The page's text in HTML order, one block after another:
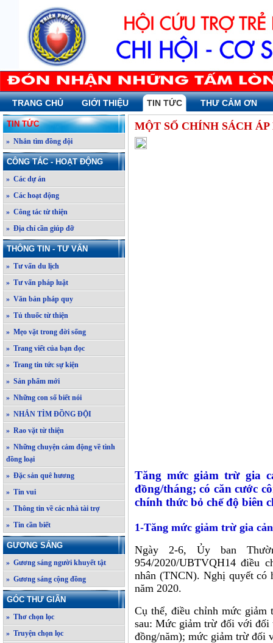
TRANG CHỦ GIỚI THIỆU TIN TỨC THƯ CẢM ƠN
TIN TỨC
» Nhắn tìm đồng đội
CÔNG TÁC - HOẠT ĐỘNG
» Các dự án
» Các hoạt động
» Công tác từ thiện
» Địa chỉ cần giúp đỡ
THÔNG TIN - TƯ VẤN
» Tư vấn du lịch
» Tư vấn pháp luật
» Văn bản pháp quy
» Tủ thuốc từ thiện
» Mẹo vặt trong đời sống
» Trang viết của bạn đọc
» Trang tin tức sự kiện
» Sản phẩm mới
» Những con số biết nói
» NHẮN TÌM ĐỒNG ĐỘI
» Rao vặt từ thiện
» Những chuyện cảm động về tình
đồng loại
» Đặc sản quê hương
» Tin vui
» Thông tin về các nhà tài trợ
» Tin cần biết
GƯƠNG SÁNG
» Gương sáng người khuyết tật
» Gương sáng cộng đồng
GÓC THƯ GIÃN
» Thơ chọn lọc
» Truyện chọn lọc
MỘT SỐ CHÍNH SÁCH
Tăng mức giảm trừ gia
đồng/tháng; có căn cước
chính thức bỏ chế độ biên
1-Tăng mức giảm trừ gia
Ngày 2-6, Ủy ban
954/2020/UBTVQH14 điều
nhân (TNCN). Nghị quyết
năm 2020.
Cụ thể, điều chỉnh mức
sau: Mức giảm trừ đối với đối
đồng/năm); mức giảm trừ đối